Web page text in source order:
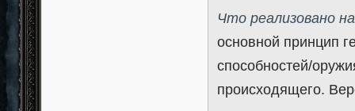
Что реализовано
основной принцип
способностей/
происходящего.